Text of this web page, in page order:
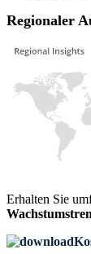
Regionaler
Erhalten Sie